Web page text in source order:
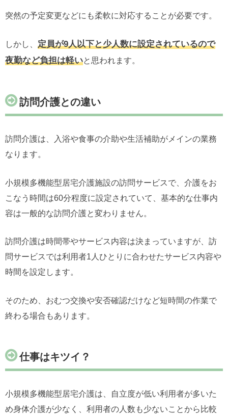
突然の予定変更などにも柔軟に対応することが必要です。
しかし、 定員が9人以下と少人数に設定されているので
夜勤など負担は軽いと思われます。
訪問介護との違い
訪問介護は、入浴や食事の介助や生活補助がメインの業務
なります。
小規模多機能型居宅介護施設の訪問サービスで、介護をお
こなう時間は60分程度に設定されていて、基本的な仕事内
容は一般的な訪問介護と変わりません。
訪問介護は時間帯やサービス内容は決まっていますが、訪
問サービスでは利用者1人ひとりに合わせたサービス内容や
時間を設定します。
そのため、おむつ交換や安否確認だけなど短時間の作業で
終わる場合もあります。
仕事はキツイ？
小規模多機能型居宅介護は、自立度が低い利用者が多いた
め身体介護が少なく、利用者の人数も少ないことから比較